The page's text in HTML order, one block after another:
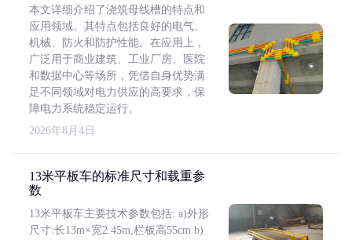
本文详细介绍了浇筑母线槽的特点和
应用领域。其特点包括良好的电气、
机械、防火和防护性能。在应用上，
广泛用于商业建筑、工业厂房、医院
和数据中心等场所，凭借自身优势满
足不同领域对电力供应的高要求，保
障电力系统稳定运行。
2026年8月4日
13米平板车的标准尺寸和载重参
数
13米平板车主要技术参数包括: a)外形
尺寸:长13m×宽2.45m,栏板高55cm b)